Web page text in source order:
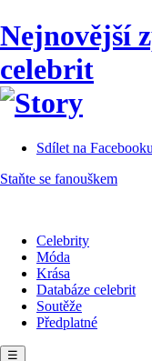
Nejnovější
celebrit
Sdílet na Facebooku
Staňte se fanouškem
Celebrity
Móda
Krása
Databáze celebrit
Soutěže
Předplatné
☰